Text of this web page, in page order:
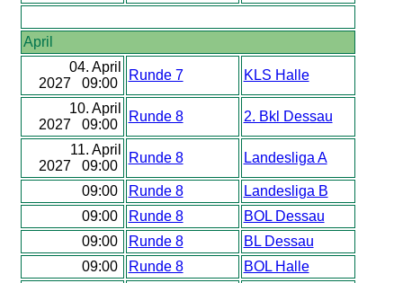
April
04. April
2027 09:00
Runde 7 KLS Halle
10. April
2027 09:00
Runde 8 2. Bkl Dessau
11. April
2027 09:00
Runde 8 Landesliga A
09:00 Runde 8
Landesliga B
09:00
Runde 8
BOL Dessau
09:00
Runde 8
BL Dessau
09:00
Runde 8
BOL Halle